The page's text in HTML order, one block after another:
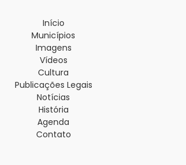
Início
Municípios
Imagens
Vídeos
Cultura
Publicações Legais
Notícias
História
Agenda
Contato